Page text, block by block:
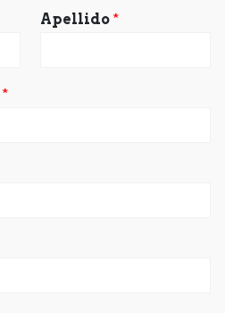
Apellido *
*